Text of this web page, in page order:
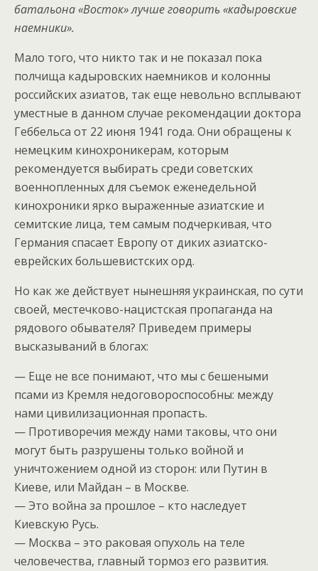
батальона «Восток» лучше говорить «кадыровские
наемники».
Мало того, что никто так и не показал пока
полчища кадыровских наемников и колонны
российских азиатов, так еще невольно всплывают
уместные в данном случае рекомендации доктора
Геббельса от 22 июня 1941 года. Они обращены к
немецким кинохроникерам, которым
рекомендуется выбирать среди советских
военнопленных для съемок еженедельной
кинохроники ярко выраженные азиатские и
семитские лица, тем самым подчеркивая, что
Германия спасает Европу от диких азиатско-
еврейских большевистских орд.
Но как же действует нынешняя украинская, по сути
своей, местечково-нацистская пропаганда на
рядового обывателя? Приведем примеры
высказываний в блогах:
— Еще не все понимают, что мы с бешеными
псами из Кремля недоговороспособны: между
нами цивилизационная пропасть.
— Противоречия между нами таковы, что они
могут быть разрушены только войной и
уничтожением одной из сторон: или Путин в
Киеве, или Майдан – в Москве.
— Это война за прошлое – кто наследует
Киевскую Русь.
— Москва – это раковая опухоль на теле
человечества, главный тормоз его развития.